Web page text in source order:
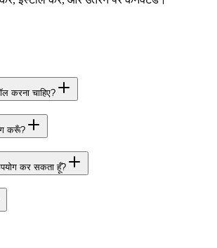
करना चाहिए?
करूँ?
कर सकता हूँ?